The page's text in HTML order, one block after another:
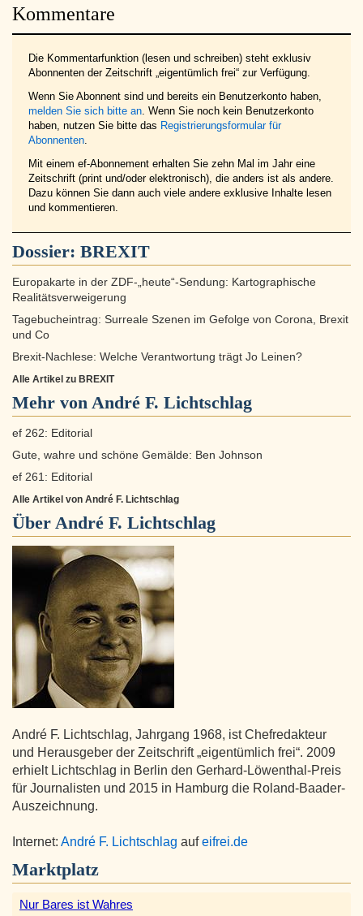
Kommentare
Die Kommentarfunktion (lesen und schreiben) steht exklusiv
Abonnenten der Zeitschrift „eigentümlich frei“ zur Verfügung.
Wenn Sie Abonnent sind und bereits ein Benutzerkonto haben,
melden Sie sich bitte an. Wenn Sie noch kein Benutzerkonto
haben, nutzen Sie bitte das Registrierungsformular für
Abonnenten.
Mit einem ef-Abonnement erhalten Sie zehn Mal im Jahr eine
Zeitschrift (print und/oder elektronisch), die anders ist als andere.
Dazu können Sie dann auch viele andere exklusive Inhalte lesen
und kommentieren.
Dossier: BREXIT
Europakarte in der ZDF-„heute“-Sendung: Kartographische
Realitätsverweigerung
Tagebucheintrag: Surreale Szenen im Gefolge von Corona, Brexit
und Co
Brexit-Nachlese: Welche Verantwortung trägt Jo Leinen?
Alle Artikel zu BREXIT
Mehr von André F. Lichtschlag
ef 262: Editorial
Gute, wahre und schöne Gemälde: Ben Johnson
ef 261: Editorial
Alle Artikel von André F. Lichtschlag
Über André F. Lichtschlag
André F. Lichtschlag, Jahrgang 1968, ist Chefredakteur
und Herausgeber der Zeitschrift „eigentümlich frei“. 2009
erhielt Lichtschlag in Berlin den Gerhard-Löwenthal-Preis
für Journalisten und 2015 in Hamburg die Roland-Baader-
Auszeichnung.
Internet: André F. Lichtschlag aufeifrei.de
Marktplatz
Nur Bares ist Wahres